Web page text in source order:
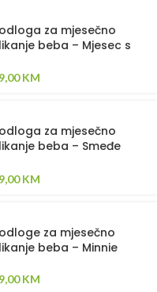
za mjesečno
beba – Mjesec s
KM
za mjesečno
beba – Smeđe
KM
za mjesečno
beba – Minnie
KM